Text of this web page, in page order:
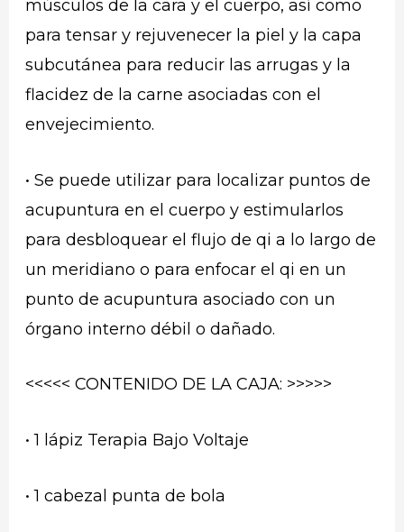
músculos de la cara y el cuerpo, así como
para tensar y rejuvenecer la piel y la capa
subcutánea para reducir las arrugas y la
flacidez de la carne asociadas con el
envejecimiento.
• Se puede utilizar para localizar puntos de
acupuntura en el cuerpo y estimularlos
para desbloquear el flujo de qi a lo largo de
un meridiano o para enfocar el qi en un
punto de acupuntura asociado con un
órgano interno débil o dañado.
<<<<< CONTENIDO DE LA CAJA: >>>>>
• 1 lápiz Terapia Bajo Voltaje
• 1 cabezal punta de bola